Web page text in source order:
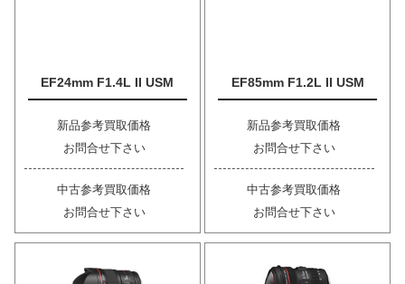
EF24mm F1.4L II USM
新品参考買取価格
お問合せ下さい
中古参考買取価格
お問合せ下さい
EF85mm F1.2L II USM
新品参考買取価格
お問合せ下さい
中古参考買取価格
お問合せ下さい